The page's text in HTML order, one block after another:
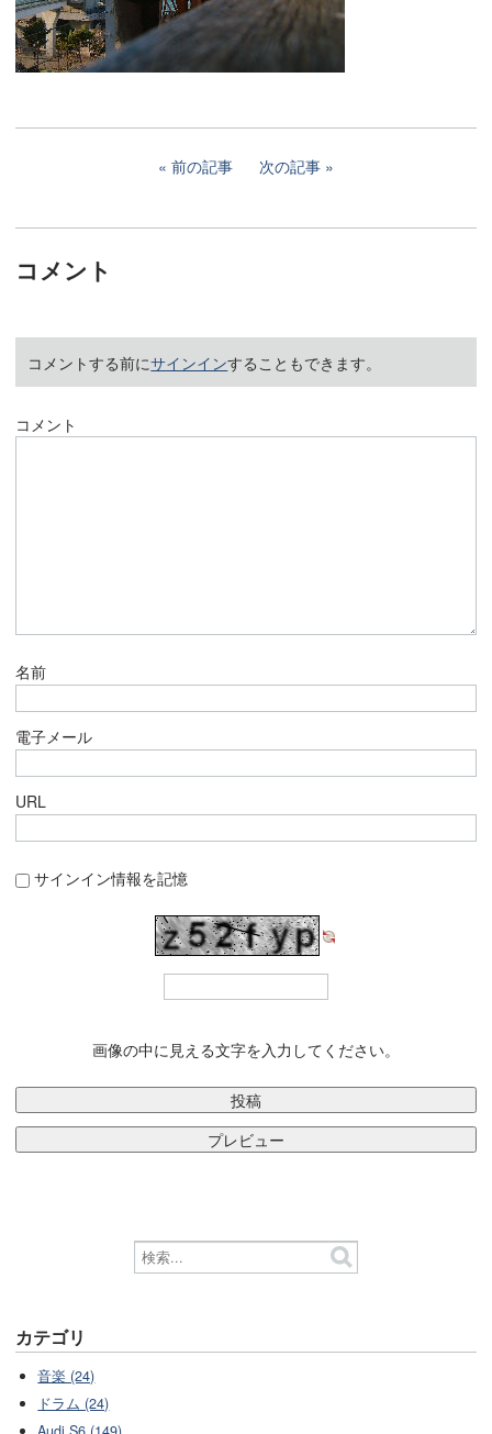
前の記事 次の記事
コメント
コメントする前にサインインすることもできます。
コメント
名前
電子メール
URL
サインイン情報を記憶
画像の中に見える文字を入力してください。
カテゴリ
音楽 (24)
ドラム (24)